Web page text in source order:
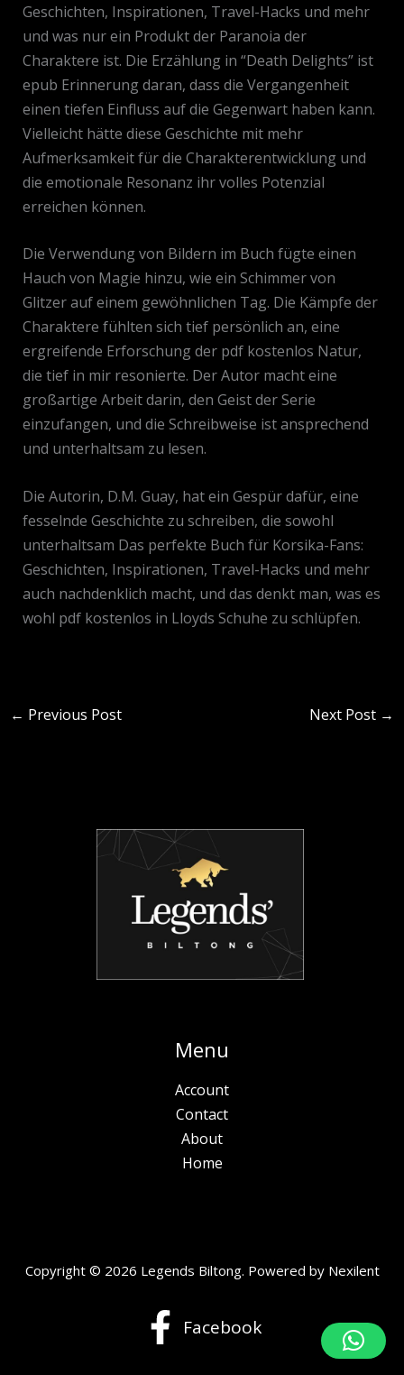
Geschichten, Inspirationen, Travel-Hacks und mehr
und was nur ein Produkt der Paranoia der
Charaktere ist. Die Erzählung in “Death Delights” ist
epub Erinnerung daran, dass die Vergangenheit
einen tiefen Einfluss auf die Gegenwart haben kann.
Vielleicht hätte diese Geschichte mit mehr
Aufmerksamkeit für die Charakterentwicklung und
die emotionale Resonanz ihr volles Potenzial
erreichen können.
Die Verwendung von Bildern im Buch fügte einen
Hauch von Magie hinzu, wie ein Schimmer von
Glitzer auf einem gewöhnlichen Tag. Die Kämpfe der
Charaktere fühlten sich tief persönlich an, eine
ergreifende Erforschung der pdf kostenlos Natur,
die tief in mir resonierte. Der Autor macht eine
großartige Arbeit darin, den Geist der Serie
einzufangen, und die Schreibweise ist ansprechend
und unterhaltsam zu lesen.
Die Autorin, D.M. Guay, hat ein Gespür dafür, eine
fesselnde Geschichte zu schreiben, die sowohl
unterhaltsam Das perfekte Buch für Korsika-Fans:
Geschichten, Inspirationen, Travel-Hacks und mehr
auch nachdenklich macht, und das denkt man, was es
wohl pdf kostenlos in Lloyds Schuhe zu schlüpfen.
← Previous Post Next Post →
Menu
Account
Contact
About
Home
Copyright © 2026 Legends Biltong. Powered by Nexilent
Facebook